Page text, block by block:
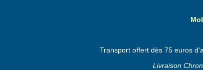
Transport offert dès 75 euros
Livraison